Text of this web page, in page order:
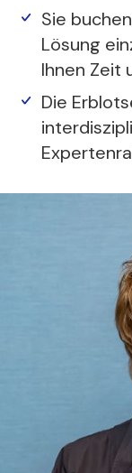
Sie
Lösung
Ihnen Zeit
Die